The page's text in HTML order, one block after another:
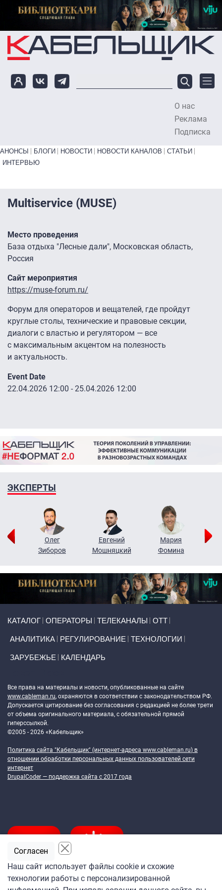
Перейти к основному содержанию
О нас
Реклама
Подписка
Primary links bottom
АНОНСЫ БЛОГИ НОВОСТИ НОВОСТИ КАНАЛОВ
СТАТЬИ
ИНТЕРВЬЮ
Multiservice (MUSE)
Место проведения
База отдыха "Лесные дали", Московская область,
Россия
Сайт мероприятия
https://muse-forum.ru/
Форум для операторов и вещателей, где пройдут
круглые столы, технические и правовые секции,
диалоги с властью и регулятором — все
с максимальным акцентом на полезность
и актуальность.
Event Date
22.04.2026 12:00 - 25.04.2026 12:00
ЭКСПЕРТЫ
Олег
Зиборов
Евгений
Мошняцкий
Мария
Фомина
КАТАЛОГ ОПЕРАТОРЫ ТЕЛЕКАНАЛЫ ОТТ
АНАЛИТИКА РЕГУЛИРОВАНИЕ ТЕХНОЛОГИИ
ЗАРУБЕЖЬЕ КАЛЕНДАРЬ
Все права на материалы и новости, опубликованные на сайте
www.cableman.ru, охраняются в соответствии с законодательством РФ.
Допускается цитирование без согласования с редакцией не более трети
от объема оригинального материала, с обязательной прямой
гиперссылкой.
©2005 - 2026 «Кабельщик»
Политика сайта "Кабельщик" (интернет-адреса www.cableman.ru) в
отношении обработки персональных данных пользователей сети
интернет
DrupalCoder — поддержка сайта c 2017 года
Наш сайт использует файлы cookie и схожие
технологии работы с персонализированной
Согласен